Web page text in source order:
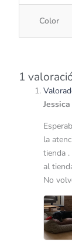
Color
1
Jessica
la
tienda
al
No